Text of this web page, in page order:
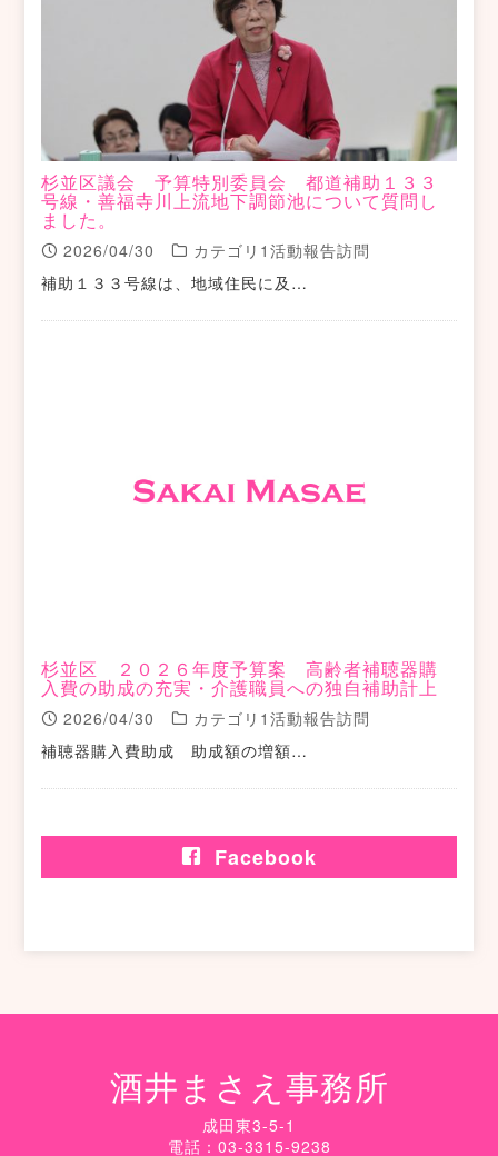
杉並区議会 予算特別委員会 都道補助１３３
号線・善福寺川上流地下調節池について質問し
ました。
2026/04/30
カテゴリ1活動報告訪問
補助１３３号線は、地域住民に及…
杉並区 ２０２６年度予算案 高齢者補聴器購
入費の助成の充実・介護職員への独自補助計上
2026/04/30
カテゴリ1活動報告訪問
補聴器購入費助成 助成額の増額…
Facebook
酒井まさえ事務所
成田東3-5-1
電話：03-3315-9238